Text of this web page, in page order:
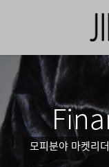
모피분야 마켓리